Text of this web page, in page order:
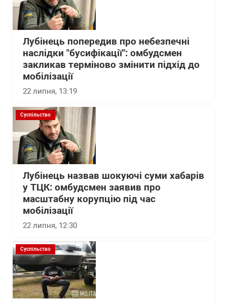
Лубінець попередив про небезпечні
наслідки "бусифікації": омбудсмен
закликав терміново змінити підхід до
мобілізації
22 липня, 13:19
Суспільство
Лубінець назвав шокуючі суми хабарів
у ТЦК: омбудсмен заявив про
масштабну корупцію під час
мобілізації
22 липня, 12:30
Суспільство